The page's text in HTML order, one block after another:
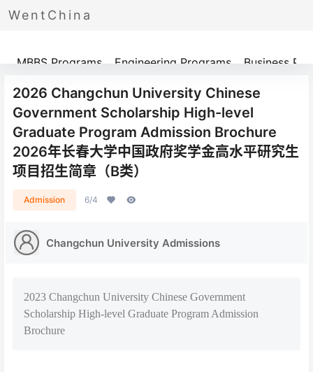
WentChina
Programs
MBBS Programs Engineering Programs Business
2026 Changchun University Chinese
Government Scholarship High-level
Graduate Program Admission Brochure
2026年长春大学中国政府奖学金高水平研究生
项目招生简章（B类）
Admission 6/4
Changchun University Admissions
2023 Changchun University Chinese Government
Scholarship High-level Graduate Program Admission
Brochure